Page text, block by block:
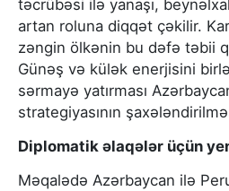
təcrübəsi ilə yanaşı,
artan roluna diqqət çəkilir.
zəngin ölkənin bu dəfə təbii
Günəş və külək enerjisini
sərmayə yatırması
strategiyasının
Diplomatik əlaqələr üçün
Məqalədə Azərbaycan ilə